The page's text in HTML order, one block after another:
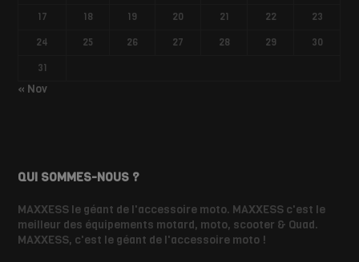
17
18 19 20 21 22
23
24
25 26 27 28 29
30
31
« Nov
QUI SOMMES-NOUS ?
MAXXESS le géant de l'accessoire moto. MAXXESS c'est le
meilleur des équipements motard, moto, scooter & Quad.
MAXXESS, c'est le géant de l'accessoire moto !